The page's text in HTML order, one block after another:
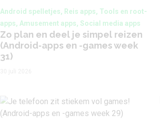
Android spelletjes, Reis apps, Tools en root-
apps, Amusement apps, Social media apps
Zo plan en deel je simpel reizen
(Android-apps en -games week
31)